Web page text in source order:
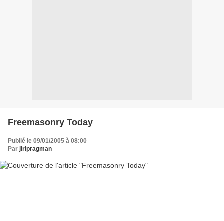
Freemasonry Today
Publié le 09/01/2005 à 08:00
Par jiripragman